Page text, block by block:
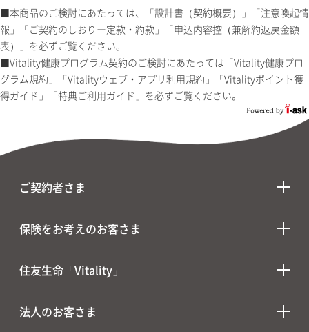
■本商品のご検討にあたっては、「設計書（契約概要）」「注意喚起情
報」「ご契約のしおりー定款・約款」「申込内容控（兼解約返戻金額
表）」を必ずご覧ください。
■Vitality健康プログラム契約のご検討にあたっては「Vitality健康プロ
グラム規約」「Vitalityウェブ・アプリ利用規約」「Vitalityポイント獲
得ガイド」「特典ご利用ガイド」を必ずご覧ください。
ご契約者さま
保険をお考えのお客さま
住友生命「Vitality」
法人のお客さま